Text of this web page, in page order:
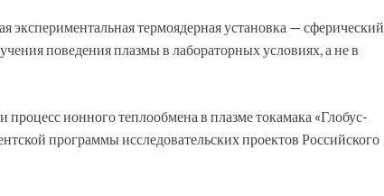
термоядерная установка — сферический
поведения плазмы в лабораторных условиях, а не в
ионного теплообмена в плазме токамака «Глобус-
программы исследовательских проектов Российского